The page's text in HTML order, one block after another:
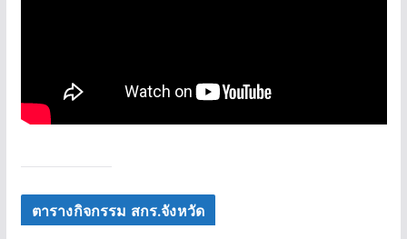
ตารางกิจกรรม สกร.จังหวัด